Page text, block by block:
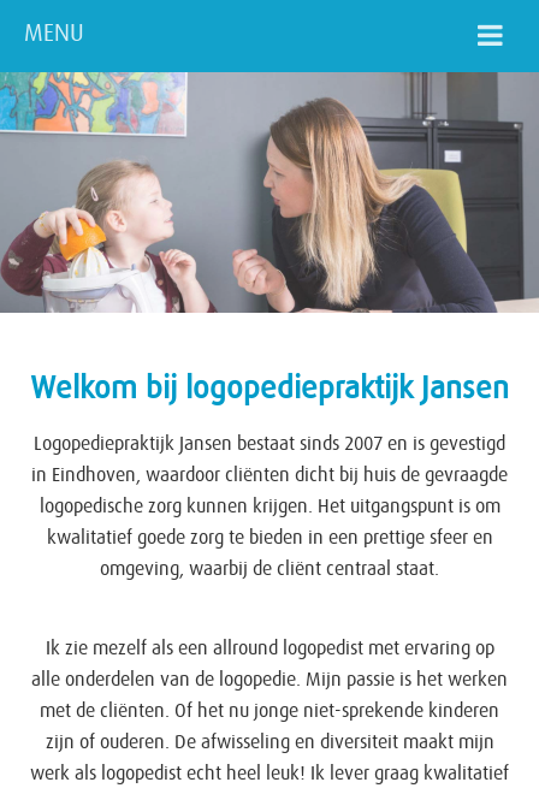
MENU
Welkom bij logopediepraktijk Jansen
Logopediepraktijk Jansen bestaat sinds 2007 en is gevestigd
in Eindhoven, waardoor cliënten dicht bij huis de gevraagde
logopedische zorg kunnen krijgen. Het uitgangspunt is om
kwalitatief goede zorg te bieden in een prettige sfeer en
omgeving, waarbij de cliënt centraal staat.
Ik zie mezelf als een allround logopedist met ervaring op
alle onderdelen van de logopedie. Mijn passie is het werken
met de cliënten. Of het nu jonge niet-sprekende kinderen
zijn of ouderen. De afwisseling en diversiteit maakt mijn
werk als logopedist echt heel leuk! Ik lever graag kwalitatief